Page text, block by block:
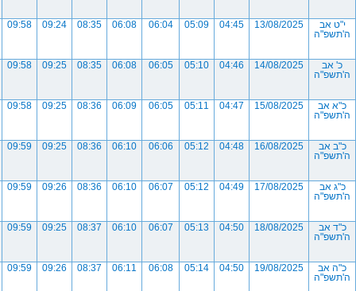
י"ט אב
ה'תשפ"ה
13/08/2025
04:45
05:09
06:04
06:08
08:35
09:24
09:58
כ' אב
ה'תשפ"ה
14/08/2025
04:46
05:10
06:05
06:08
08:35
09:25
09:58
כ"א אב
ה'תשפ"ה
15/08/2025
04:47
05:11
06:05
06:09
08:36
09:25
09:58
כ"ב אב
ה'תשפ"ה
16/08/2025
04:48
05:12
06:06
06:10
08:36
09:25
09:59
כ"ג אב
ה'תשפ"ה
17/08/2025
04:49
05:12
06:07
06:10
08:36
09:26
09:59
כ"ד אב
ה'תשפ"ה
18/08/2025
04:50
05:13
06:07
06:10
08:37
09:25
09:59
כ"ה אב
ה'תשפ"ה
19/08/2025
04:50
05:14
06:08
06:11
08:37
09:26
09:59